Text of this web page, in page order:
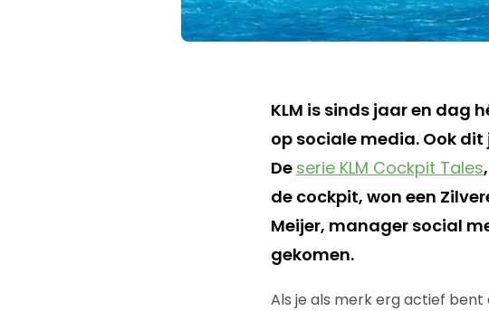
KLM is sinds jaar en dag
op sociale media. Ook
De serie KLM Cockpit Tales
de cockpit, won een
Meijer, manager social
gekomen.
Als je als merk erg actief